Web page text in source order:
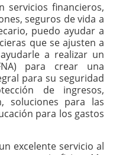
servicios financieros,
seguros de vida a
puedo ayudar a
que se ajusten a
a realizar un
para crear una
para su seguridad
de ingresos,
soluciones para las
para los gastos
excelente servicio al